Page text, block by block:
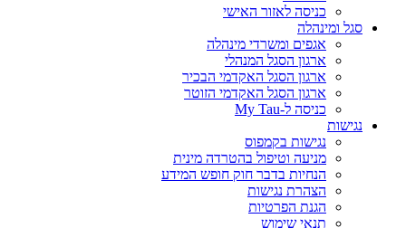
כניסה לאזור האישי
סגל ומינהלה
אגפים ומשרדי מינהלה
ארגון הסגל המנהלי
ארגון הסגל האקדמי הבכיר
ארגון הסגל האקדמי הזוטר
כניסה ל-My Tau
נגישות
נגישות בקמפוס
מניעה וטיפול בהטרדה מינית
הנחיות בדבר חוק חופש המידע
הצהרת נגישות
הגנת הפרטיות
תנאי שימוש